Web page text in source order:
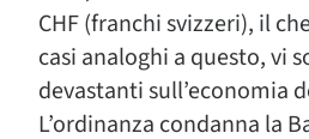
CHF (franchi svizzeri), il
casi analoghi a questo, vi
devastanti sull’economia
L’ordinanza condanna la